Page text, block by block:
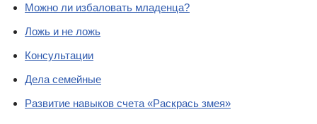
Можно ли избаловать младенца?
Ложь и не ложь
Консультации
Дела семейные
Развитие навыков счета «Раскрась змея»